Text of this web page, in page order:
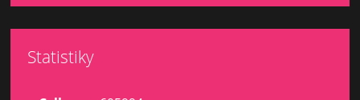
Statistiky